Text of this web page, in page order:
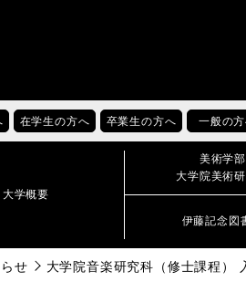
在学生の方へ 卒業生の方へ 一般の
大学概要
美術学部
大学院美術
伊藤記念図
せ 大学院音楽研究科（修士課程）